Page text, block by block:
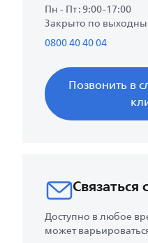
Пн - Пт : 9:00-17:00
Закрыто по
0800 40 40 04
Позвонить в
Связаться
Доступно в любое
может